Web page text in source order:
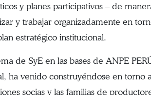
y planes participativos – de
y trabajar organizadamente en
estratégico institucional.
de SyE en las bases de ANPE
ha venido construyéndose en
socias y las familias de